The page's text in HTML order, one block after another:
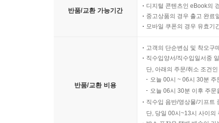
반품/교환 가능기간
디지털 콘텐츠인 eBook의
중고상품의 경우 출고 완료
모바일 쿠폰의 경우 유효기
반품/교환 비용
고객의 단순변심 및 착오구
직수입양서/직수입일서중
단, 아래의 주문/취소 조건
오늘 00시 ~ 06시 30분
오늘 06시 30분 이후 주
직수입 음반/영상물/기프트
단, 당일 00시~13시 사이의